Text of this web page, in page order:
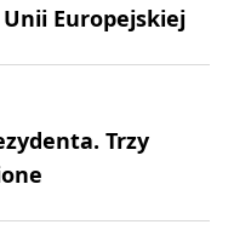
Europejskiej
Trzy